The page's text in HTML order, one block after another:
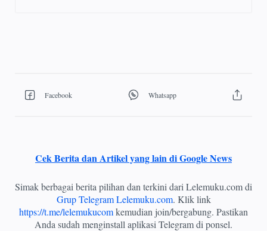
Cek Berita dan Artikel yang lain di Google News
Simak berbagai berita pilihan dan terkini dari Lelemuku.com di
Grup Telegram Lelemuku.com. Klik link
https://t.me/lelemukucomkemudian join/bergabung. Pastikan
Anda sudah menginstall aplikasi Telegram di ponsel.